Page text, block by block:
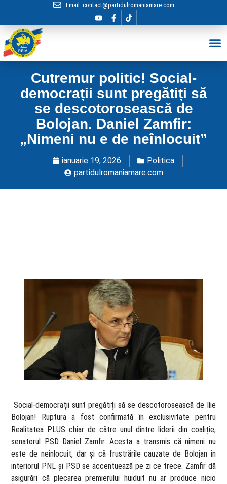
Email: contact@partidulromaniamare.com
Cutremur politic! Social-
democrații sunt pregătiți să
se descotorosească de
Bolojan. Daniel Zamfir:
„Nimeni nu e de neînlocuit”
ianuarie 19, 2026
Politica
partidulromaniamare.com
​ Social-democrații sunt pregătiți să se descotorosească de Ilie
Bolojan! Ruptura a fost confirmată în exclusivitate pentru
Realitatea PLUS chiar de către unul dintre liderii din coaliție,
senatorul PSD Daniel Zamfir. Acesta a transmis că nimeni nu
este de neînlocuit, dar și că frustrările cauzate de Bolojan în
interiorul PNL și PSD se accentuează pe zi ce trece. Zamfir dă
asigurări că plecarea premierului huiduit nu ar produce nicio